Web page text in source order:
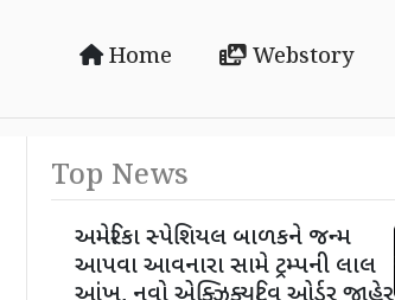
Home Webstory
Top News
અમેરિકા સ્પેશિયલ બાળકને જન્મ
આપવા આવનારા સામે ટ્રમ્પની લાલ